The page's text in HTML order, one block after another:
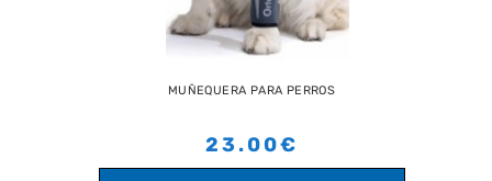
MUÑEQUERA PARA PERROS
23.00€